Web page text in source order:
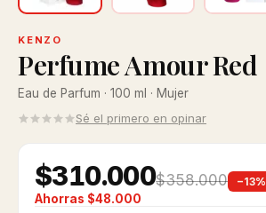
KENZO
Perfume Amour Red
Eau de Parfum · 100 ml · Mujer
Sé el primero en opinar
$310.000$358.000 −13%
Ahorras $48.000